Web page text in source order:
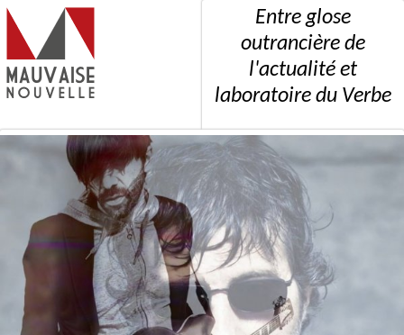
Entre glose
outrancière de
l'actualité et
laboratoire du Verbe